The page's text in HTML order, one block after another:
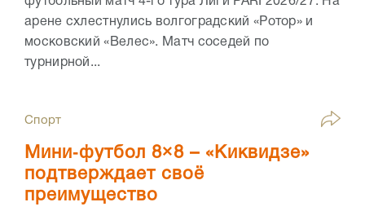
арене схлестнулись волгоградский «Ротор» и
московский «Велес». Матч соседей по
турнирной...
Спорт
Мини‑футбол 8×8 – «Киквидзе»
подтверждает своё
преимущество